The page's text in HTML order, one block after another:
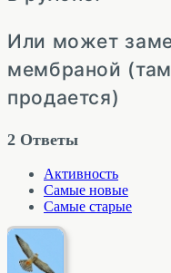
Или может
мембраной
продается)
2 Ответы
Активность
Самые новые
Самые старые